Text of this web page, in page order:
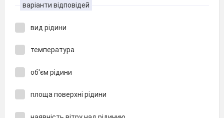
варіанти відповідей
вид рідини
температура
об'єм рідини
площа поверхні рідини